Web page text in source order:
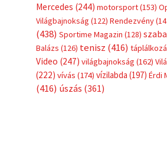
Mercedes (244) motorsport(153)
Világbajnokság (122) Rendezvény
(438) Sportime Magazin (128)
Balázs (126) tenisz (416)
Video (247) világbajnokság (162)
(222) vívás (174) vízilabda (197) Érdi
(416) úszás (361)